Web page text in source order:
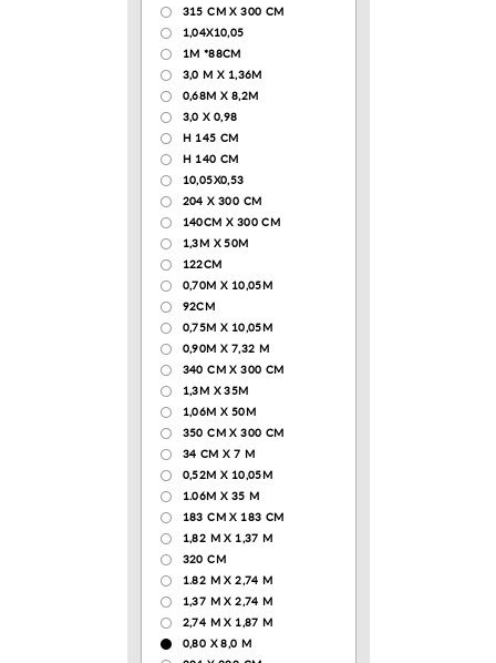
315 CM X 300 CM
1,04X10,05
1М *88СМ
3,0 М Х 1,36М
0,68М Х 8,2М
3,0 Х 0,98
H 145 CM
H 140 CM
10,05Х0,53
204 Х 300 СМ
140CM X 300 CM
1,3М Х 50М
122СМ
0,70М Х 10,05М
92CM
0,75М Х 10,05М
0,90М Х 7,32 М
340 CM X 300 CM
1,3M X 35M
1,06M X 50M
350 CM X 300 CM
34 CM X 7 M
0,52М Х 10,05М
1.06M X 35 M
183 СМ Х 183 СМ
1,82 М Х 1,37 М
320 CM
1.82 М Х 2,74 М
1,37 М Х 2,74 М
2,74 М Х 1,87 М
0,80 Х 8,0 М